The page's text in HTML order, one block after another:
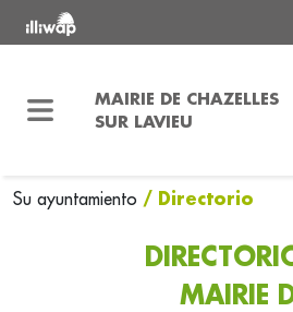
MAIRIE DE CHAZELLES
SUR LAVIEU
Su ayuntamiento / Directorio
MAIRIE